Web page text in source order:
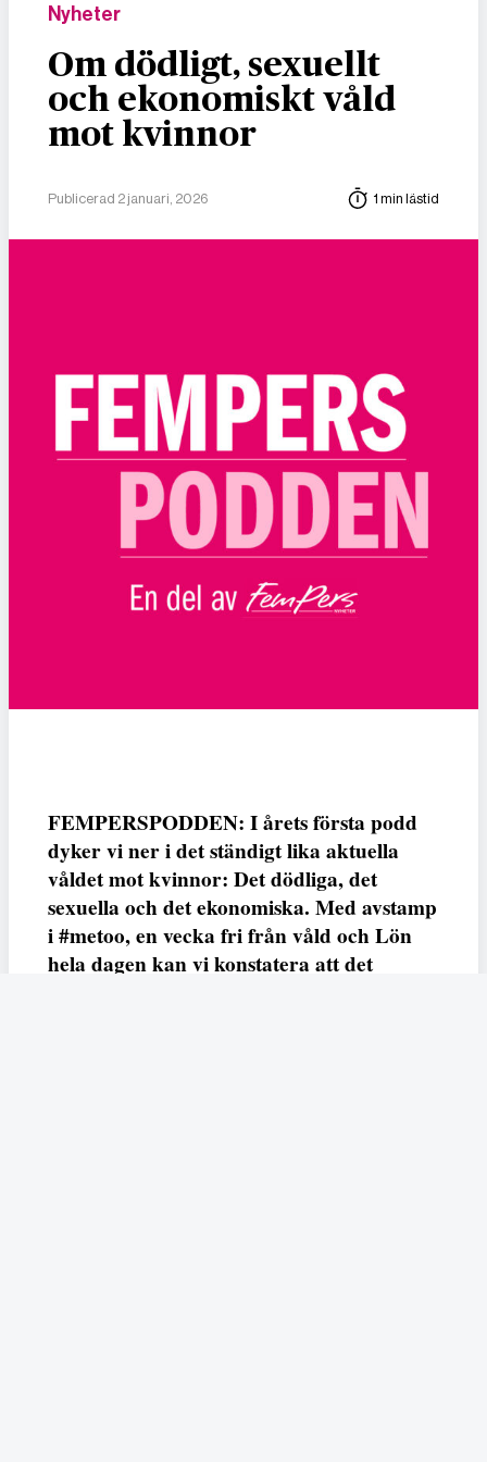
Nyheter
Om dödligt, sexuellt
och ekonomiskt våld
mot kvinnor
Publicerad 2 januari, 2026 1 min lästid
FEMPERSPODDEN: I årets första podd
dyker vi ner i det ständigt lika aktuella
våldet mot kvinnor: Det dödliga, det
sexuella och det ekonomiska. Med avstamp
i #metoo, en vecka fri från våld och Lön
hela dagen kan vi konstatera att det